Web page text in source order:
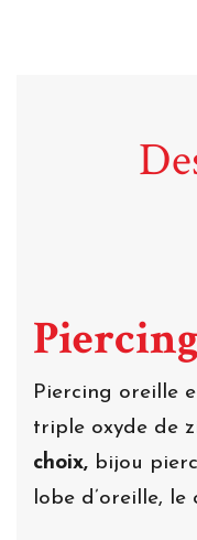
Piercing oreille
triple oxyde de
choix, bijou
lobe d’oreille,